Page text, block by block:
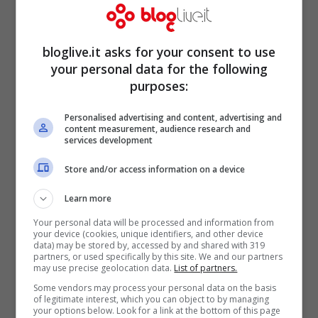
piacerebbe. Comunque sei una bella
alla tua ragazza con quella mascherina?
così non gli attacchi le malattie. Bravo
“.
bloglive.it asks for your consent to use
your personal data for the following
purposes:
Personalised advertising and content, advertising and
content measurement, audience research and
services development
Store and/or access information on a device
Learn more
Your personal data will be processed and information from
your device (cookies, unique identifiers, and other device
data) may be stored by, accessed by and shared with 319
partners, or used specifically by this site. We and our partners
may use precise geolocation data. List of partners.
Some vendors may process your personal data on the basis
of legitimate interest, which you can object to by managing
your options below. Look for a link at the bottom of this page